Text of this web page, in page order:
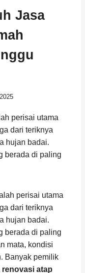
Jasa
perisai utama
dari teriknya
hujan badai.
berada di paling
perisai utama
dari teriknya
hujan badai.
berada di paling
mata, kondisi
Banyak pemilik
renovasi atap